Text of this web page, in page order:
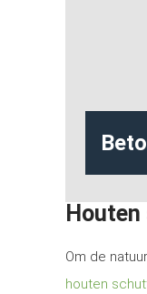
Om de
houten